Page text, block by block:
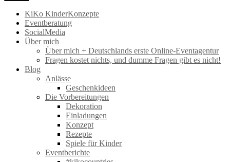
KiKo KinderKonzepte
Eventberatung
SocialMedia
Über mich
Über mich + Deutschlands erste Online-Eventagentur
Fragen kostet nichts, und dumme Fragen gibt es nicht!
Blog
Anlässe
Geschenkideen
Die Vorbereitungen
Dekoration
Einladungen
Konzept
Rezepte
Spiele für Kinder
Eventberichte